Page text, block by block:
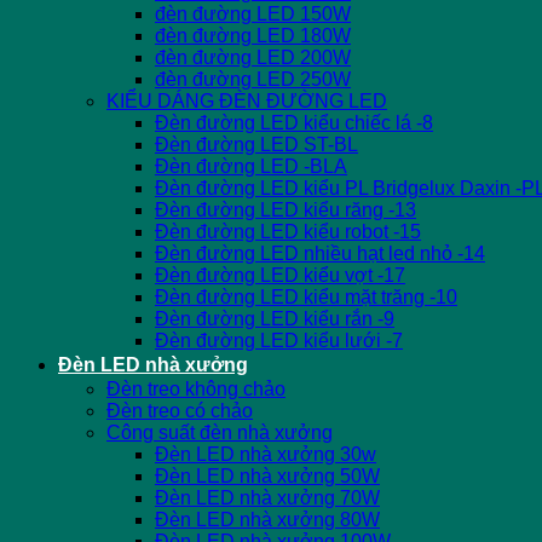
đèn đường LED 150W
đèn đường LED 180W
đèn đường LED 200W
đèn đường LED 250W
KIỂU DÁNG ĐÈN ĐƯỜNG LED
Đèn đường LED kiểu chiếc lá -8
Đèn đường LED ST-BL
Đèn đường LED -BLA
Đèn đường LED kiểu PL Bridgelux Daxin -
Đèn đường LED kiểu răng -13
Đèn đường LED kiểu robot -15
Đèn đường LED nhiều hạt led nhỏ -14
Đèn đường LED kiểu vợt -17
Đèn đường LED kiểu mặt trăng -10
Đèn đường LED kiểu rắn -9
Đèn đường LED kiểu lưới -7
Đèn LED nhà xưởng
Đèn treo không chảo
Đèn treo có chảo
Công suất đèn nhà xưởng
Đèn LED nhà xưởng 30w
Đèn LED nhà xưởng 50W
Đèn LED nhà xưởng 70W
Đèn LED nhà xưởng 80W